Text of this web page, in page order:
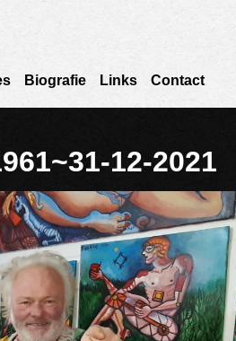
Biografie Links Contact
12-2021